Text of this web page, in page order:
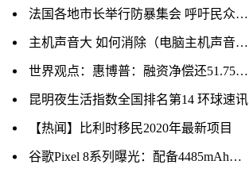
法国各地市长举行防暴集会 呼吁民众举行抗议反对暴力和抢劫 全球短讯
主机声音大 如何消除（电脑主机声音大怎么解决）
世界观点：惠博普：融资净偿还51.75万元，融资余额1.35亿元（07-03）
昆明夜生活指数全国排名第14 环球速讯
【热闻】比利时移民2020年最新项目
谷歌Pixel 8系列曝光：配备4485mAh电池 24W快充_当前简讯